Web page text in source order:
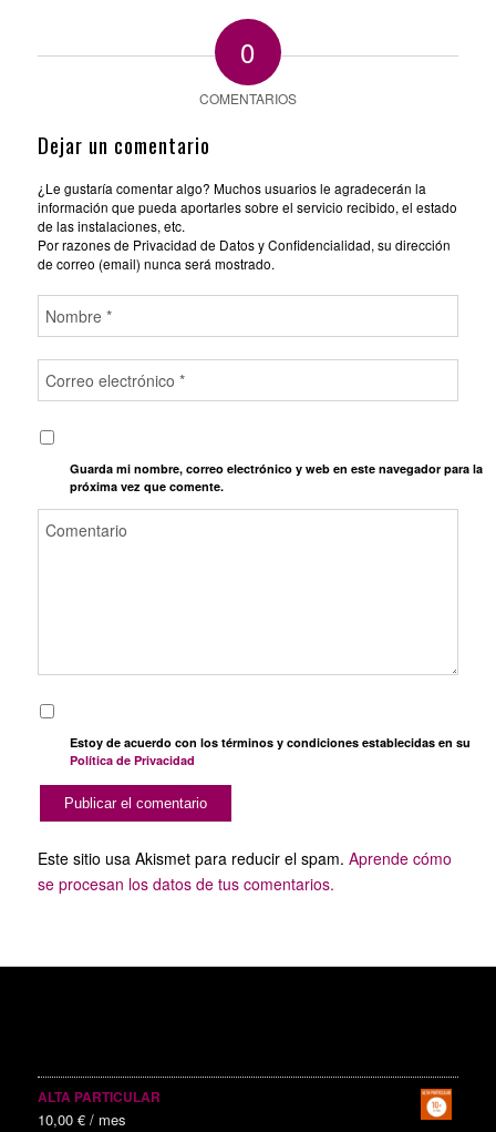
0
COMENTARIOS
Dejar un comentario
¿Le gustaría comentar algo? Muchos usuarios le agradecerán la
información que pueda aportarles sobre el servicio recibido, el estado
de las instalaciones, etc.
Por razones de Privacidad de Datos y Confidencialidad, su dirección
de correo (email) nunca será mostrado.
Guarda mi nombre, correo electrónico y web en este navegador para la
próxima vez que comente.
Estoy de acuerdo con los términos y condiciones establecidas en su
Política de Privacidad
Este sitio usa Akismet para reducir el spam. Aprende cómo
se procesan los datos de tus comentarios.
ALTA PARTICULAR
10,00 € / mes